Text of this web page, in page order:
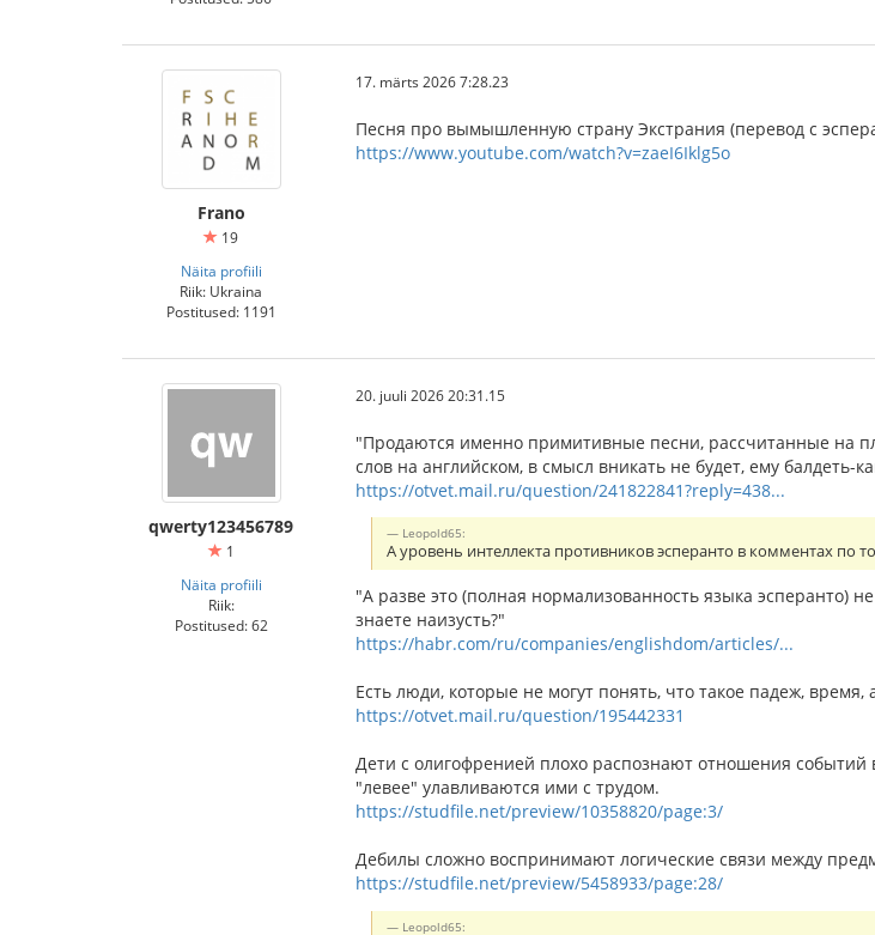
Frano
19
Näita profiili
Riik: Ukraina
Postitused: 1191
17. märts 2026 7:28.23
Песня про вымышленную страну Экстрания (перевод с
https://www.youtube.com/watch?v=zaeI6Iklg5o
qwerty123456789
1
Näita profiili
Riik:
Postitused: 62
20. juuli 2026 20:31.15
"Продаются именно примитивные песни, рассчитанные на
слов на английском, в смысл вникать не будет, ему балдеть-
https://otvet.mail.ru/question/241822841?reply=438...
Leopold65:
А уровень интеллекта противников эсперанто в комментах по
"А разве это (полная нормализованность языка эсперанто)
знаете наизусть?"
https://habr.com/ru/companies/englishdom/articles/...
Есть люди, которые не могут понять, что такое падеж, время,
https://otvet.mail.ru/question/195442331
Дети с олигофренией плохо распознают отношения
"левее" улавливаются ими с трудом.
https://studfile.net/preview/10358820/page:3/
Дебилы сложно воспринимают логические связи между
https://studfile.net/preview/5458933/page:28/
Leopold65: